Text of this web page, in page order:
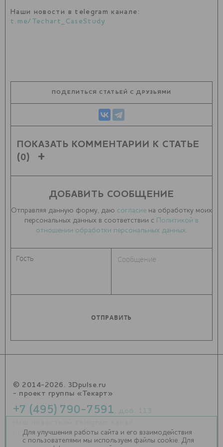
Наши новости в telegram канале:
t.me/Techart_CaseStudy
ПОДЕЛИТЬСЯ СТАТЬЕЙ С ДРУЗЬЯМИ
ПОКАЗАТЬ КОММЕНТАРИИ К СТАТЬЕ
(0)
ДОБАВИТЬ СООБЩЕНИЕ
Отправляя данную форму, даю согласие на обработку моих
персональных данных в соответствии с
Политикой в
отношении обработки персональных данных.
© 2014-2026. 3Dpulse.ru
- проект группы «Текарт»
+7 (495) 790-7591
https://t.me/Techart_CaseStudy
Для улучшения работы сайта и его взаимодействия
с пользователями мы используем файлы cookie. Для